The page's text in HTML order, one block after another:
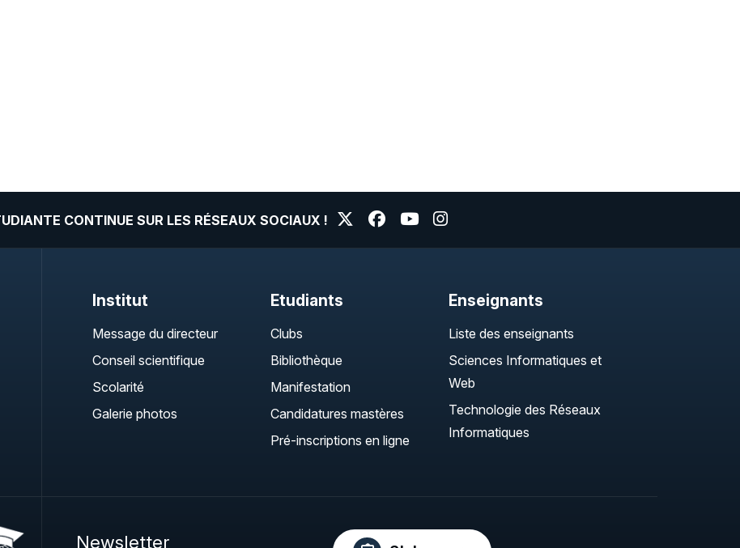
CONTINUE SUR LES RÉSEAUX SOCIAUX !
Institut
Message du directeur
Conseil scientifique
Scolarité
Galerie photos
Etudiants
Clubs
Bibliothèque
Manifestation
Candidatures mastères
Pré-inscriptions en ligne
Enseignants
Liste des enseignants
Sciences Informatiques et
Web
Technologie des Réseaux
Informatiques
Newsletter